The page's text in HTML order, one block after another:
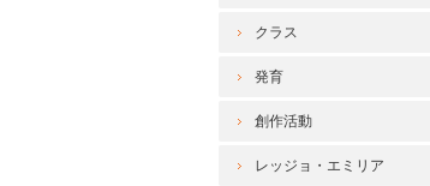
クラス
発育
創作活動
レッジョ・エミリア